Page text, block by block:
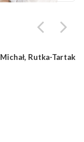
Michał, Rutka-Tartak